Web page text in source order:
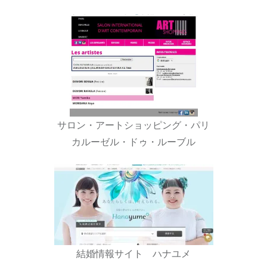
サロン・アートショッピング・パリ
カルーゼル・ドゥ・ルーブル
結婚情報サイト ハナユメ